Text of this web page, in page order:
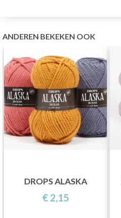
ANDEREN BEKEKEN OOK
DROPS ALASKA
€ 2,15